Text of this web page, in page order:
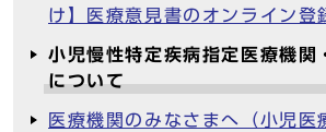
け】医療意見書のオンライン登
小児慢性特定疾病指定医療機関
について
医療機関のみなさまへ（小児医